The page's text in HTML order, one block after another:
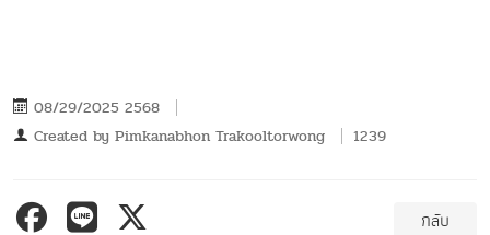
08/29/2025 2568
Created by Pimkanabhon Trakooltorwong 1239
กลับ